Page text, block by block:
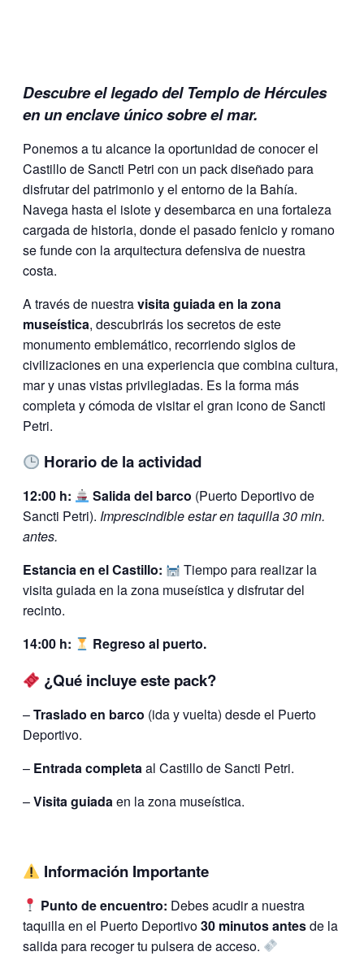
Descubre el legado del Templo de Hércules
en un enclave único sobre el mar.
Ponemos a tu alcance la oportunidad de conocer el
Castillo de Sancti Petri con un pack diseñado para
disfrutar del patrimonio y el entorno de la Bahía.
Navega hasta el islote y desembarca en una fortaleza
cargada de historia, donde el pasado fenicio y romano
se funde con la arquitectura defensiva de nuestra
costa.
A través de nuestravisita guiada en la zona
museística, descubrirás los secretos de este
monumento emblemático, recorriendo siglos de
civilizaciones en una experiencia que combina cultura,
mar y unas vistas privilegiadas. Es la forma más
completa y cómoda de visitar el gran icono de Sancti
Petri.
Horario de la actividad
12:00 h: Salida del barco (Puerto Deportivo de
Sancti Petri). Imprescindible estar en taquilla 30 min.
antes.
Estancia en el Castillo:
Tiempo para realizar la
visita guiada en la zona museística y disfrutar del
recinto.
14:00 h:
Regreso al puerto.
¿Qué incluye este pack?
–Traslado en barco (ida y vuelta) desde el Puerto
Deportivo.
– Entrada completaal Castillo de Sancti Petri.
–Visita guiadaen la zona museística.
Información Importante
Punto de encuentro: Debes acudir a nuestra
taquilla en el Puerto Deportivo30 minutos antesde la
salida para recoger tu pulsera de acceso.